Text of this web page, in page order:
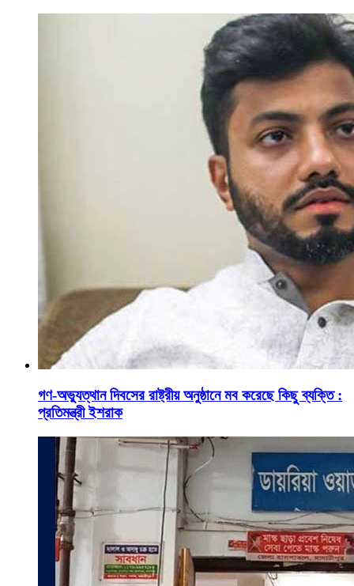
গণ-অভ্যুত্থান দিবসের রাষ্ট্রীয় অনুষ্ঠানে মব করেছে কিছু ব্যক্তি :
প্রতিমন্ত্রী ইশরাক